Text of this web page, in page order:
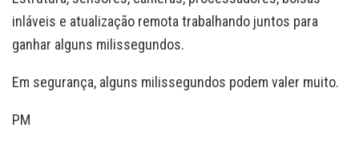
inláveis e atualização remota trabalhando juntos para
ganhar alguns milissegundos.
Em segurança, alguns milissegundos podem valer muito.
PM